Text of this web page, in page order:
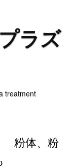
ラズ
treatment
粉体、粉